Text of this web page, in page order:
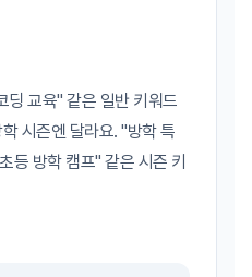
딩 교육" 같은 일반 키워드
시즌엔 달라요. "방학 특
등 방학 캠프" 같은 시즌 키